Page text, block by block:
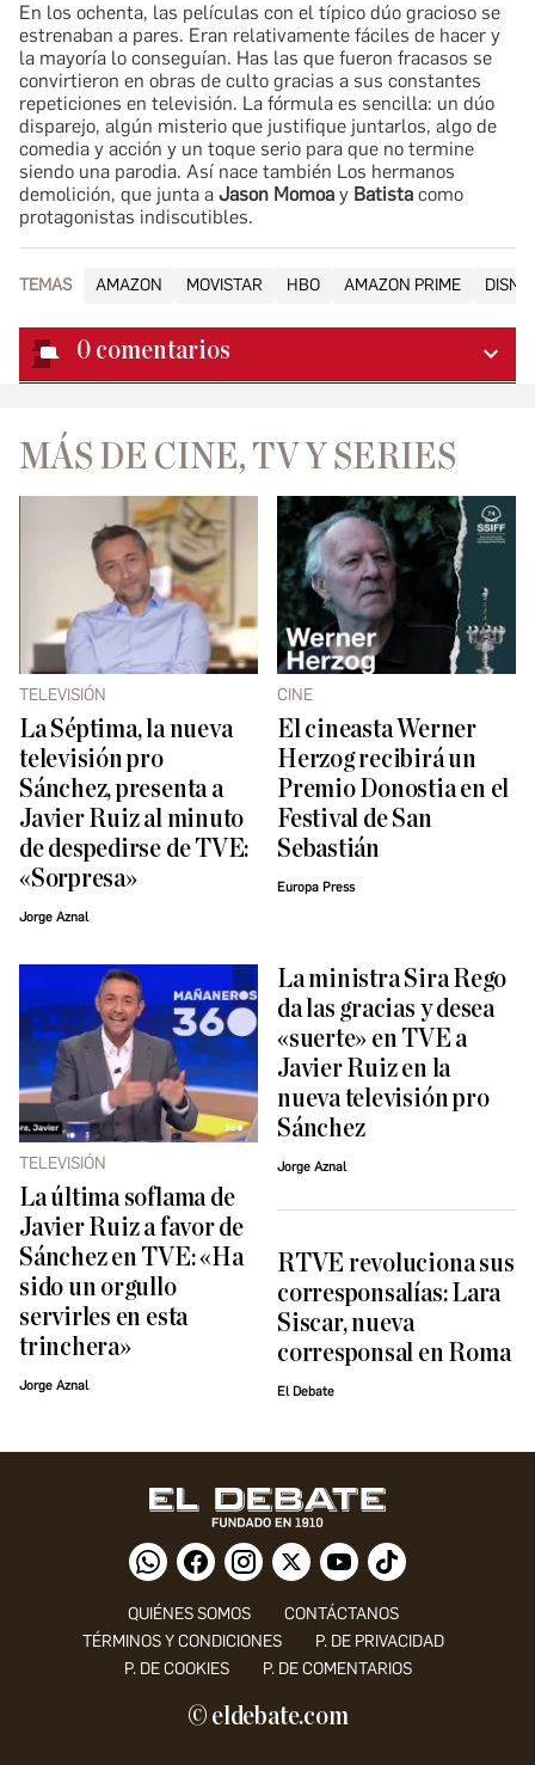
En los ochenta, las películas con el típico dúo gracioso se
estrenaban a pares. Eran relativamente fáciles de hacer y
la mayoría lo conseguían. Has las que fueron fracasos se
convirtieron en obras de culto gracias a sus constantes
repeticiones en televisión. La fórmula es sencilla: un dúo
disparejo, algún misterio que justifique juntarlos, algo de
comedia y acción y un toque serio para que no termine
siendo una parodia. Así nace también Los hermanos
demolición, que junta a Jason Momoa y Batista como
protagonistas indiscutibles.
TEMAS AMAZON MOVISTAR HBO AMAZON PRIME
0 comentarios
MÁS DE CINE, TV Y SERIES
TELEVISIÓN
La Séptima, la nueva
televisión pro
Sánchez, presenta a
Javier Ruiz al minuto
de despedirse de TVE:
«Sorpresa»
Jorge Aznal
CINE
El cineasta Werner
Herzog recibirá un
Premio Donostia en el
Festival de San
Sebastián
Europa Press
TELEVISIÓN
La última soflama de
Javier Ruiz a favor de
Sánchez en TVE: «Ha
sido un orgullo
servirles en esta
trinchera»
Jorge Aznal
La ministra Sira Rego
da las gracias y desea
«suerte» en TVE a
Javier Ruiz en la
nueva televisión pro
Sánchez
Jorge Aznal
RTVE revoluciona sus
corresponsalías: Lara
Siscar, nueva
corresponsal en Roma
El Debate
QUIÉNES SOMOS
CONTÁCTANOS
TÉRMINOS Y CONDICIONES
P. DE PRIVACIDAD
P. DE COOKIES
P. DE COMENTARIOS
© eldebate.com